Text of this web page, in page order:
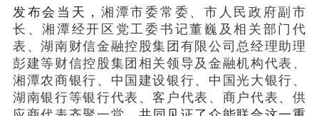
发布会当天，湘潭市委常委、市人民政府副市
长、湘潭经开区党工委书记董巍及相关部门代
表、湖南财信金融控股集团有限公司总经理助理
彭建等财信控股集团相关领导及金融机构代表、
湘潭农商银行、中国建设银行、中国光大银行、
湖南银行等银行代表、客户代表、商户代表、供